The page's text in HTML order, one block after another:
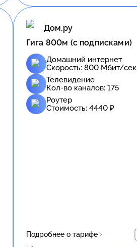
Дом.ру
Гига 800м (с подписками)
Домашний интернет
Скорость: 800 Мбит/сек
Телевидение
Кол-во каналов: 175
Роутер
Стоимость: 4440 ₽
Подробнее о тарифе